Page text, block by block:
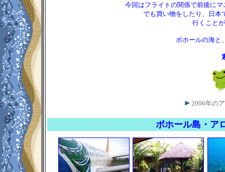
今回はフライトの関係で前後に
でも買い物をしたり、日本
行くこと
ボホールの海と
2006年の
ボホール島・ア